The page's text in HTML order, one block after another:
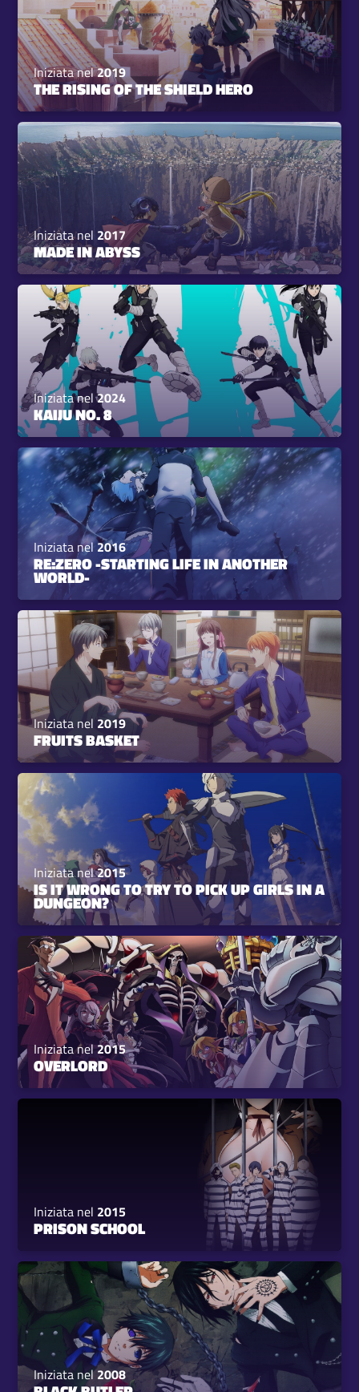
Iniziata nel2019
THE RISING OF THE SHIELD HERO
Iniziata nel 2017
MADE IN ABYSS
Iniziata nel2024
KAIJU NO. 8
Iniziata nel2016
RE:ZERO -STARTING LIFE IN ANOTHER
WORLD-
Iniziata nel 2019
FRUITS BASKET
Iniziata nel2015
IS IT WRONG TO TRY TO PICK UP GIRLS IN A
DUNGEON?
Iniziata nel2015
OVERLORD
Iniziata nel 2015
PRISON SCHOOL
Iniziata nel2008